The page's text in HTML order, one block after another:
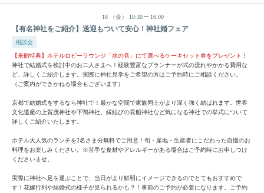
16 （金） 10:30 16:00
【有名神社をご紹介】送迎もついて安心！神社婚フェア
相談会
【来館特典】ホテルロビーラウンジ「水の音」にて選べるケーキセット券をプレゼント！
神社で結婚式を検討中のお二人さまへ！経験豊富なプランナーが式の流れやかかる費用な
ど、詳しくご紹介します。実際に神社見学をご希望の方はご予約時にご相談ください。
（ご案内ができかねる場合もございます）
京都で結婚式をするなら神社で！厳かな空間で家族同士がより深く強く結ばれます。世界
文化遺産の上賀茂神社や下鴨神社、縁結びの貴船神社など気になる神社での挙式について
詳しくご紹介いたします。
ホテル大人気のランチを2名さま分無料でご用意！旬・産地・生産者にこだわった自慢のお
料理をお楽しみください。※苦手な食材やアレルギーがある場合はご予約時にお申しつけ
くださいませ。
実際に神社へ足を運ぶことで、当日がより鮮明にイメージできるのでとてもおすすめで
す！花嫁行列や結婚式の様子が見られるかも？！事前のご予約が必要になります。ご予約